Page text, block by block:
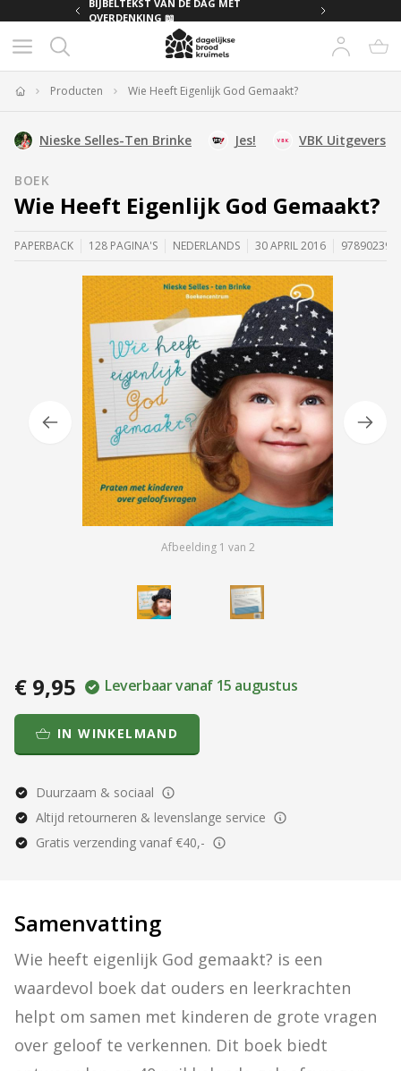
BIJBELTEKST VAN DE DAG MET
OVERDENKING 📖
Producten Wie Heeft Eigenlijk God Gemaakt?
Nieske Selles-Ten Brinke Jes! VBK Uitgevers
BOEK
Wie Heeft Eigenlijk God Gemaakt?
PAPERBACK 128 PAGINA'S NEDERLANDS 30 APRIL 2016
Afbeelding 1 van 2
€ 9,95 Leverbaar vanaf 15 augustus
IN WINKELMAND
Duurzaam & sociaal
Altijd retourneren & levenslange service
Gratis verzending vanaf €40,-
Samenvatting
Wie heeft eigenlijk God gemaakt? is een
waardevol boek dat ouders en leerkrachten
helpt om samen met kinderen de grote vragen
over geloof te verkennen. Dit boek biedt